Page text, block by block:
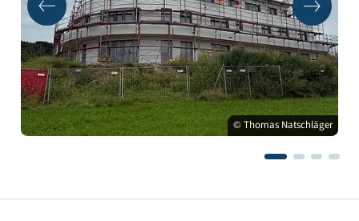
© Thomas Natschläger